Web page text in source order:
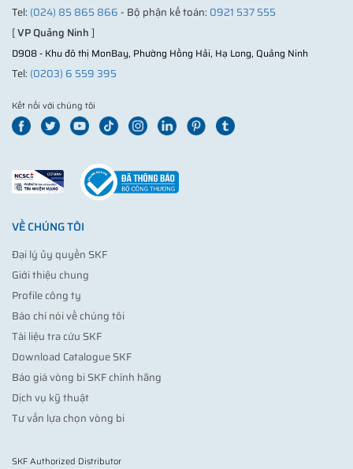
Tel: (024) 85 865 866- Bộ phận kế toán: 0921 537 555
[VP Quảng Ninh]
D908 - Khu đô thị MonBay, Phường Hồng Hải, Hạ Long, Quảng Ninh
Tel: (0203) 6 559 395
Kết nối với chúng tôi
VỀ CHÚNG TÔI
Đại lý ủy quyền SKF
Giới thiệu chung
Profile công ty
Báo chí nói về chúng tôi
Tài liệu tra cứu SKF
Download Catalogue SKF
Báo giá vòng bi SKF chính hãng
Dịch vụ kỹ thuật
Tư vấn lựa chọn vòng bi
SKF Authorized Distributor